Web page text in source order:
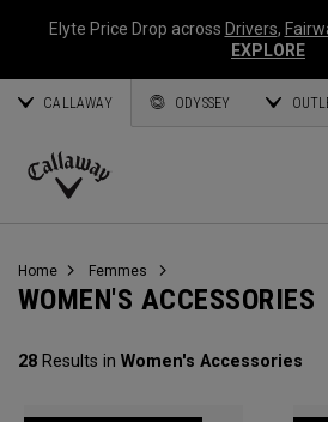
Elyte Price Drop across Drivers,
EXPLORE
CALLAWAY ODYSSEY
Callaway
Home Femmes
WOMEN'S ACCESSORIES
28 Results in Women's Accessories